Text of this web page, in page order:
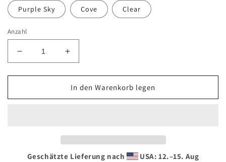
Purple Sky Cove Clear
Anzahl
Verringere
die
Menge
Wasserflasche
Erhöhe
die
Menge
für
Wasserflasche
In den Warenkorb legen
Geschätzte Lieferung nach USA: 12.⁠–15. Aug